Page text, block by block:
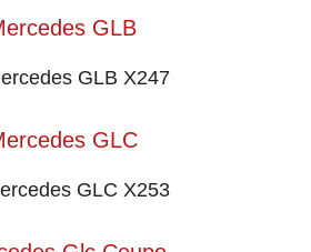
GLB
GLB X247
GLC
GLC X253